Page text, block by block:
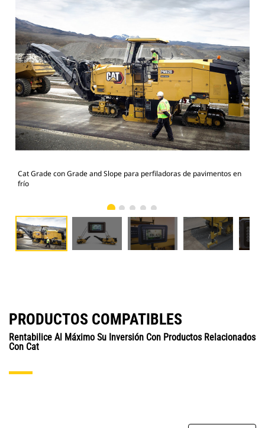
Cat Grade con Grade and Slope para perfiladoras de pavimentos en
frío
PRODUCTOS COMPATIBLES
Rentabilice Al Máximo Su Inversión Con Productos Relacionados
Con Cat